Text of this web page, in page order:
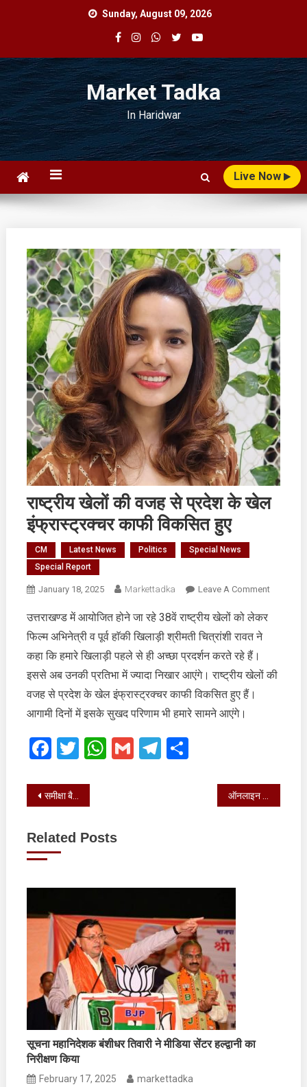
Sunday, August 09, 2026
Market Tadka
In Haridwar
Live Now
राष्ट्रीय खेलों की वजह से प्रदेश के खेल
इंफ्रास्ट्रक्चर काफी विकसित हुए
CM Latest News Politics
Special News
Special Report
January 18, 2025 Markettadka Leave A CommentOn
से
उत्तराखण्ड में आयोजित होने जा रहे 38वें राष्ट्रीय खेलों को लेकर
फिल्म अभिनेत्री व पूर्व हाॅकी खिलाड़ी श्रीमती चित्रांशी रावत ने
कहा कि हमारे खिलाड़ी पहले से ही अच्छा प्रदर्शन करते रहे हैं।
इससे अब उनकी प्रतिभा में ज्यादा निखार आएंगे। राष्ट्रीय खेलों की
वजह से प्रदेश के खेल इंफ्रास्ट्रक्चर काफी विकसित हुए हैं।
आगामी दिनों में इसके सुखद परिणाम भी हमारे सामने आएंगे।
Facebook
Twitter
WhatsApp
GmailTelegram
Share
Post
समीक्षा बैठक में राज्य निर्वाचन आयुक्त ने बताया कि सभी जनपदों में बैलेट पेपर पहुंच गए
Related Posts
सूचना महानिदेशक बंशीधर तिवारी ने मीडिया सेंटर हल्द्वानी का
निरीक्षण किया
February 17, 2025 markettadka